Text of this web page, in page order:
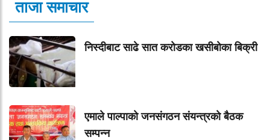
ताजा समाचार
निस्दीबाट साढे सात करोडका खसीबोका बिक्री
एमाले पाल्पाको जनसंगठन संयन्त्रको बैठक
सम्पन्न